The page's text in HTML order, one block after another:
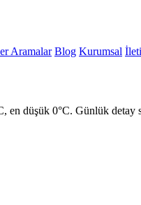
Aramalar Blog Kurumsal
düşük 0°C. Günlük detay